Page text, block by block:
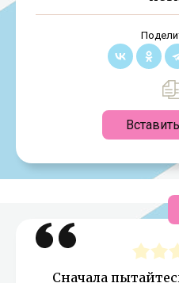
Сначала